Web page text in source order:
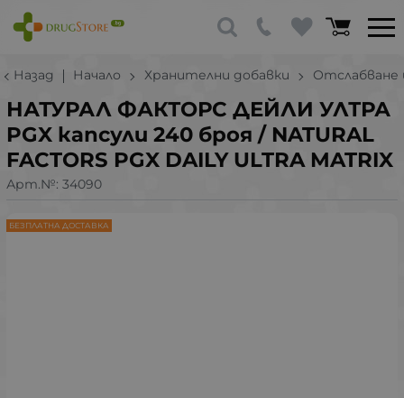
Назад Начало Хранителни добавки
НАТУРАЛ ФАКТОРС ДЕЙЛИ УЛТРА
PGX капсули 240 броя / NATURAL
FACTORS PGX DAILY ULTRA MATRIX
Арт.№: 34090
БЕЗПЛАТНА ДОСТАВКА